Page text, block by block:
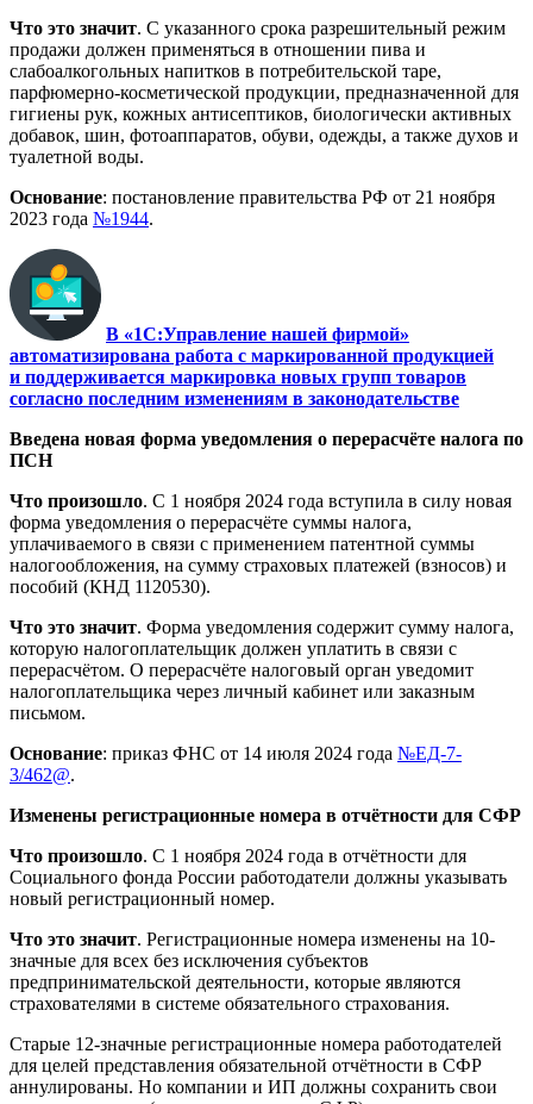
Что это значит. С указанного срока разрешительный режим
продажи должен применяться в отношении пива и
слабоалкогольных напитков в потребительской таре,
парфюмерно-косметической продукции, предназначенной для
гигиены рук, кожных антисептиков, биологически активных
добавок, шин, фотоаппаратов, обуви, одежды, а также духов и
туалетной воды.
Основание: постановление правительства РФ от 21 ноября
2023 года №1944.
В «1С:Управление нашей фирмой»
автоматизирована работа с маркированной продукцией
и поддерживается маркировка новых групп товаров
согласно последним изменениям в законодательстве
Введена новая форма уведомления о перерасчёте налога по
ПСН
Что произошло. С 1 ноября 2024 года вступила в силу новая
форма уведомления о перерасчёте суммы налога,
уплачиваемого в связи с применением патентной суммы
налогообложения, на сумму страховых платежей (взносов) и
пособий (КНД 1120530).
Что это значит. Форма уведомления содержит сумму налога,
которую налогоплательщик должен уплатить в связи с
перерасчётом. О перерасчёте налоговый орган уведомит
налогоплательщика через личный кабинет или заказным
письмом.
Основание: приказ ФНС от 14 июля 2024 года №ЕД-7-
3/462@.
Изменены регистрационные номера в отчётности для СФР
Что произошло. С 1 ноября 2024 года в отчётности для
Социального фонда России работодатели должны указывать
новый регистрационный номер.
Что это значит. Регистрационные номера изменены на 10-
значные для всех без исключения субъектов
предпринимательской деятельности, которые являются
страхователями в системе обязательного страхования.
Старые 12-значные регистрационные номера работодателей
для целей представления обязательной отчётности в СФР
аннулированы. Но компании и ИП должны сохранить свои